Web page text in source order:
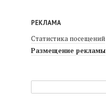
РЕКЛАМА
Статистика посещений
Размещение рекламы